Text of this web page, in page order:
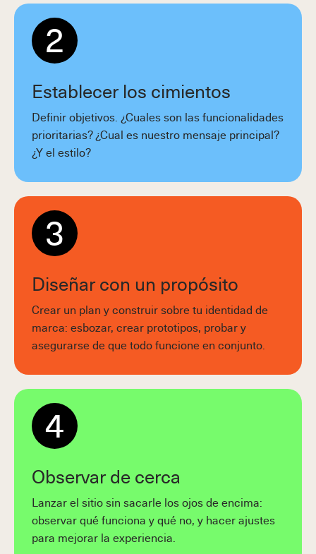
2
Establecer los cimientos
Definir objetivos. ¿Cuales son las funcionalidades
prioritarias? ¿Cual es nuestro mensaje principal?
¿Y el estilo?
3
Diseñar con un propósito
Crear un plan y construir sobre tu identidad de
marca: esbozar, crear prototipos, probar y
asegurarse de que todo funcione en conjunto.
4
Observar de cerca
Lanzar el sitio sin sacarle los ojos de encima:
observar qué funciona y qué no, y hacer ajustes
para mejorar la experiencia.